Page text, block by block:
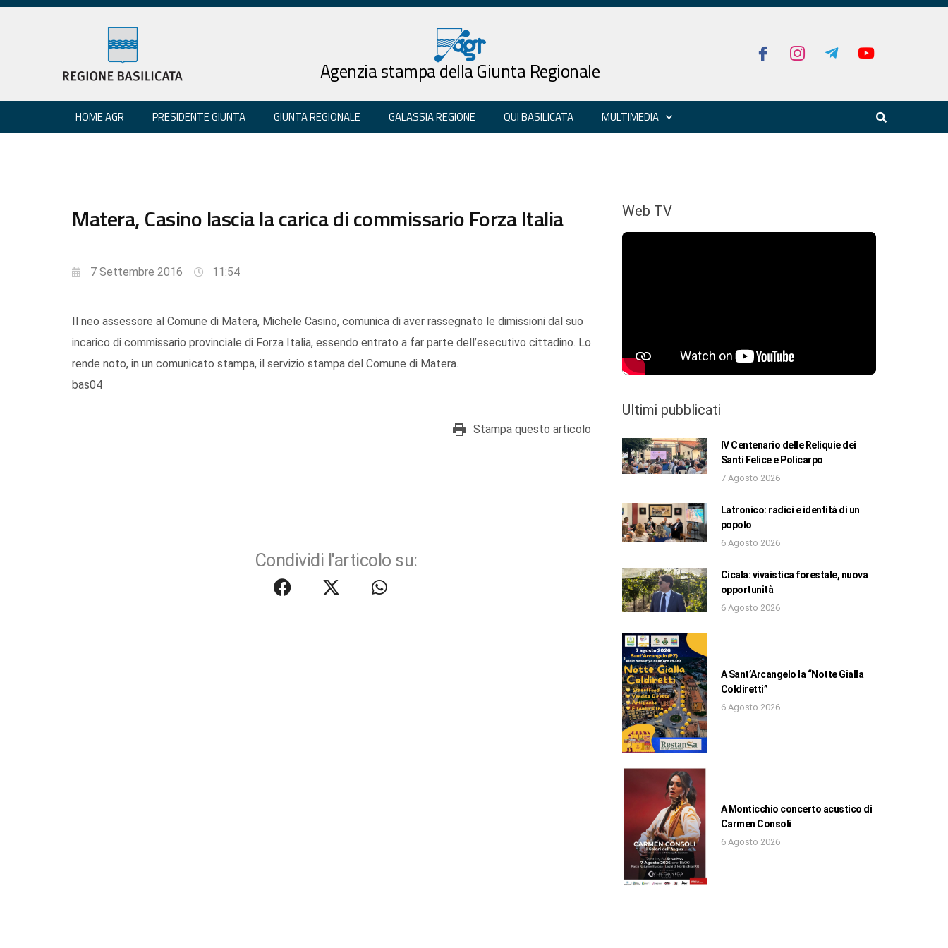
Agenzia stampa della Giunta Regionale
HOME AGR PRESIDENTE GIUNTA GIUNTA REGIONALE GALASSIA REGIONE QUI BASILICATA MULTIMEDIA
Matera, Casino lascia la carica di commissario Forza Italia
7 Settembre 2016 11:54
Il neo assessore al Comune di Matera, Michele Casino, comunica di aver rassegnato le dimissioni dal suo
incarico di commissario provinciale di Forza Italia, essendo entrato a far parte dell’esecutivo cittadino. Lo
rende noto, in un comunicato stampa, il servizio stampa del Comune di Matera.
bas04
Stampa questo articolo
Condividi l'articolo su:
Web TV
Ultimi pubblicati
IV Centenario delle Reliquie dei
Santi Felice e Policarpo
7 Agosto 2026
Latronico: radici e identità di un
popolo
6 Agosto 2026
Cicala: vivaistica forestale, nuova
opportunità
6 Agosto 2026
A Sant’Arcangelo la “Notte Gialla
Coldiretti”
6 Agosto 2026
A Monticchio concerto acustico di
Carmen Consoli
6 Agosto 2026